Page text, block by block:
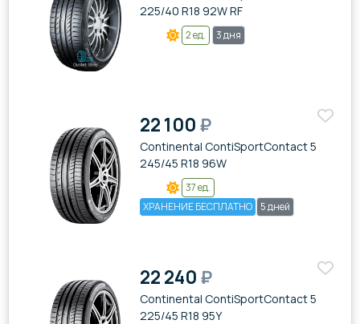
225/40 R18 92W RF
2 ед. 3 дня
22 100₽
Continental ContiSportContact 5
245/45 R18 96W
37 ед.
ХРАНЕНИЕ БЕСПЛАТНО
5 дней
22 240₽
Continental ContiSportContact 5
225/45 R18 95Y